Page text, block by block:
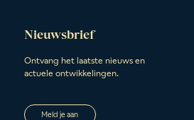
Nieuwsbrief
Ontvang het laatste nieuws en
actuele ontwikkelingen.
Meld je aan